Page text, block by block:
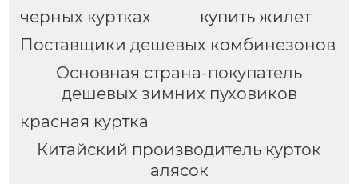
черных куртках
купить жилет
Поставщики дешевых комбинезонов
Основная страна-покупатель
дешевых зимних пуховиков
красная куртка
Китайский производитель курток
алясок